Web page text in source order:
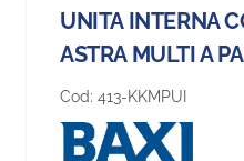
UNITA INTERNA
ASTRA MULTI A
Cod: 413-KKMPUI